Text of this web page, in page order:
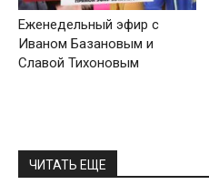
Еженедельный эфир с
Иваном Базановым и
Славой Тихоновым
ЧИТАТЬ ЕЩЕ